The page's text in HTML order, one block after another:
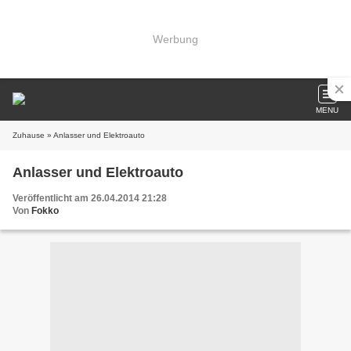
Werbung
MENU
Zuhause » Anlasser und Elektroauto
Anlasser und Elektroauto
Veröffentlicht am 26.04.2014 21:28
Von Fokko